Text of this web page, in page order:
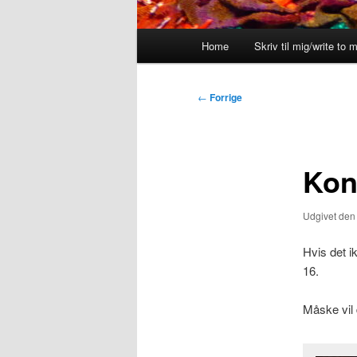
Home Skriv til mig/write to
Indlægsnavigation
← Forrige
Udgivet den
Hvis det
16.
Måske